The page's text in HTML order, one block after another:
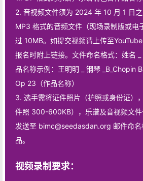
2. 音视频文件须为 2024 年 10 月 1 日
MP3 格式的音频文件（现场录制版或电
过 10MB。如提交视频请上传至
报名时附上链接。文件命名格式：姓名
品名称示例：王明明 _ 钢琴 _B_Chopin
Op 23（作品名称）
3. 选手需将证件照片（护照或身份证）
件照 300-600KB），乐谱及音视频文
发送至 bimc@seedasdan.org 邮件命
品。
视频录制要求：